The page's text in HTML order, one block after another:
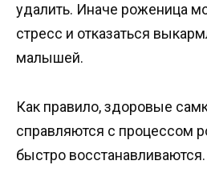
удалить. Иначе роженица
стресс и отказаться
малышей.
Как правило, здоровые
справляются с процессом
быстро